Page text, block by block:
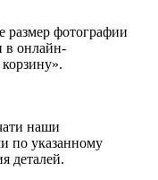
размер фотографии
в онлайн-
наши
по указанному
деталей.